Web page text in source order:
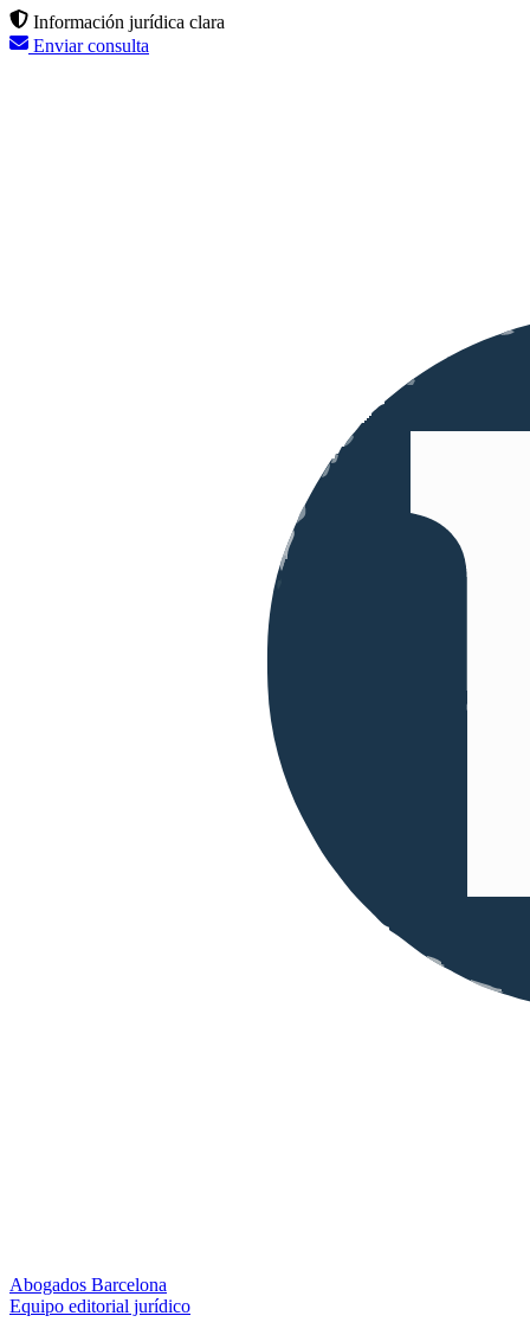
Información jurídica clara
Enviar consulta
Abogados Barcelona
Equipo editorial jurídico